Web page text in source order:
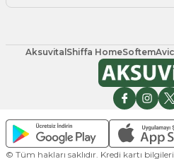
Aksuvital Shiffa HomeSoftem
© Tüm hakları saklıdır. Kredi kartı